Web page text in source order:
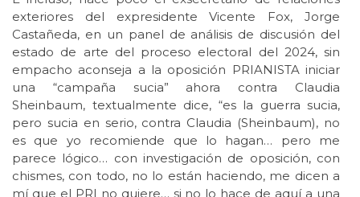
exteriores del expresidente Vicente Fox, Jorge
Castañeda, en un panel de análisis de discusión del
estado de arte del proceso electoral del 2024, sin
empacho aconseja a la oposición PRIANISTA iniciar
una “campaña sucia” ahora contra Claudia
Sheinbaum, textualmente dice, “es la guerra sucia,
pero sucia en serio, contra Claudia (Sheinbaum), no
es que yo recomiende que lo hagan… pero me
parece lógico… con investigación de oposición, con
chismes, con todo, no lo están haciendo, me dicen a
mí que el PRI no quiere… si no lo hace de aquí a una